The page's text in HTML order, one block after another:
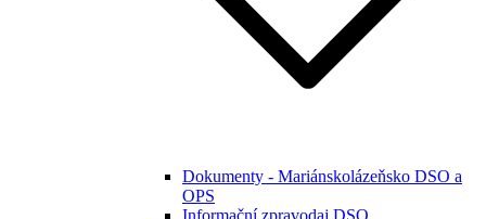
Dokumenty - Mariánskolázeňsko DSO a
OPS
Informační zpravodaj DSO